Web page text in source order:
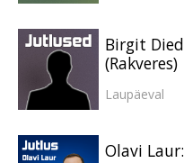
Birgit
(Rakveres)
Laupäeval
Olavi